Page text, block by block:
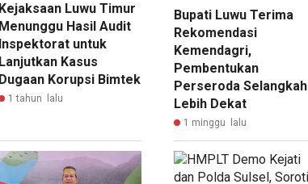
Kejaksaan Luwu Timur
Menunggu Hasil Audit
Inspektorat untuk
Lanjutkan Kasus
Dugaan Korupsi Bimtek
1 tahun lalu
Bupati Luwu Terima
Rekomendasi
Kemendagri,
Pembentukan
Perseroda Selangkah
Lebih Dekat
1 minggu lalu